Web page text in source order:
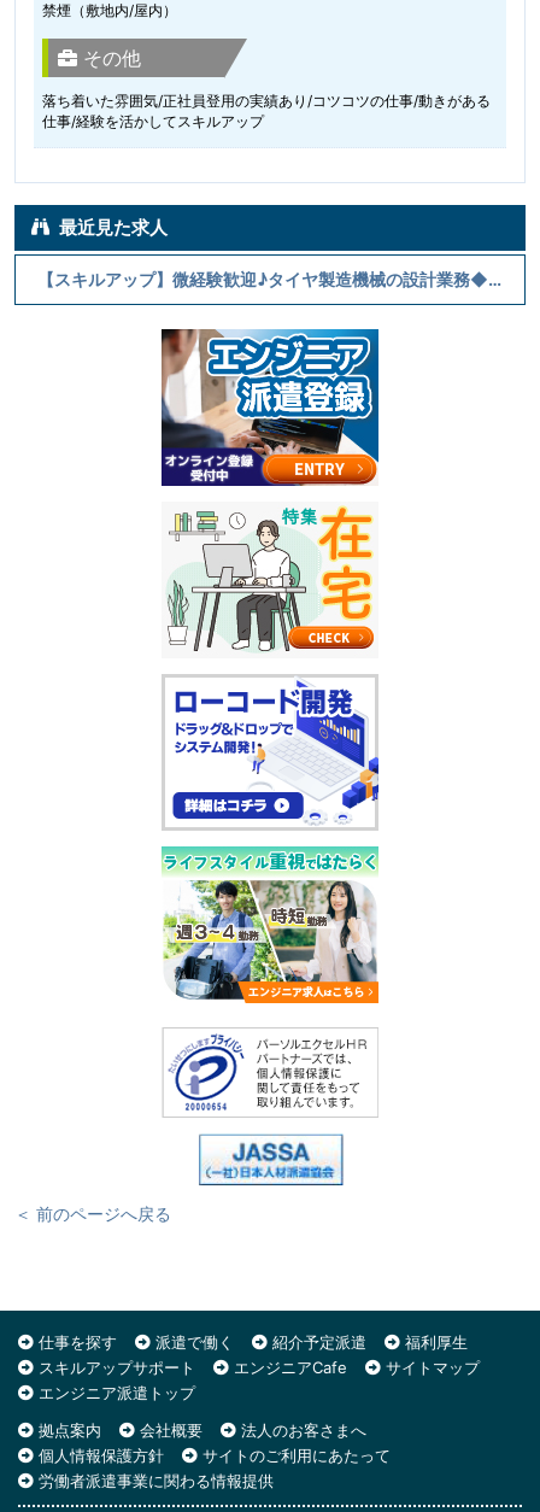
禁煙（敷地内/屋内）
その他
落ち着いた雰囲気/正社員登用の実績あり/コツコツの仕事/動きがある
仕事/経験を活かしてスキルアップ
最近見た求人
【スキルアップ】微経験歓迎♪タイヤ製造機械の設計業務◆伊丹
＜ 前のページへ戻る
仕事を探す 派遣で働く 紹介予定派遣
福利厚生
スキルアップサポート
エンジニアCafe
サイトマップ
エンジニア派遣トップ
拠点案内
会社概要
法人のお客さまへ
個人情報保護方針
サイトのご利用にあたって
労働者派遣事業に関わる情報提供